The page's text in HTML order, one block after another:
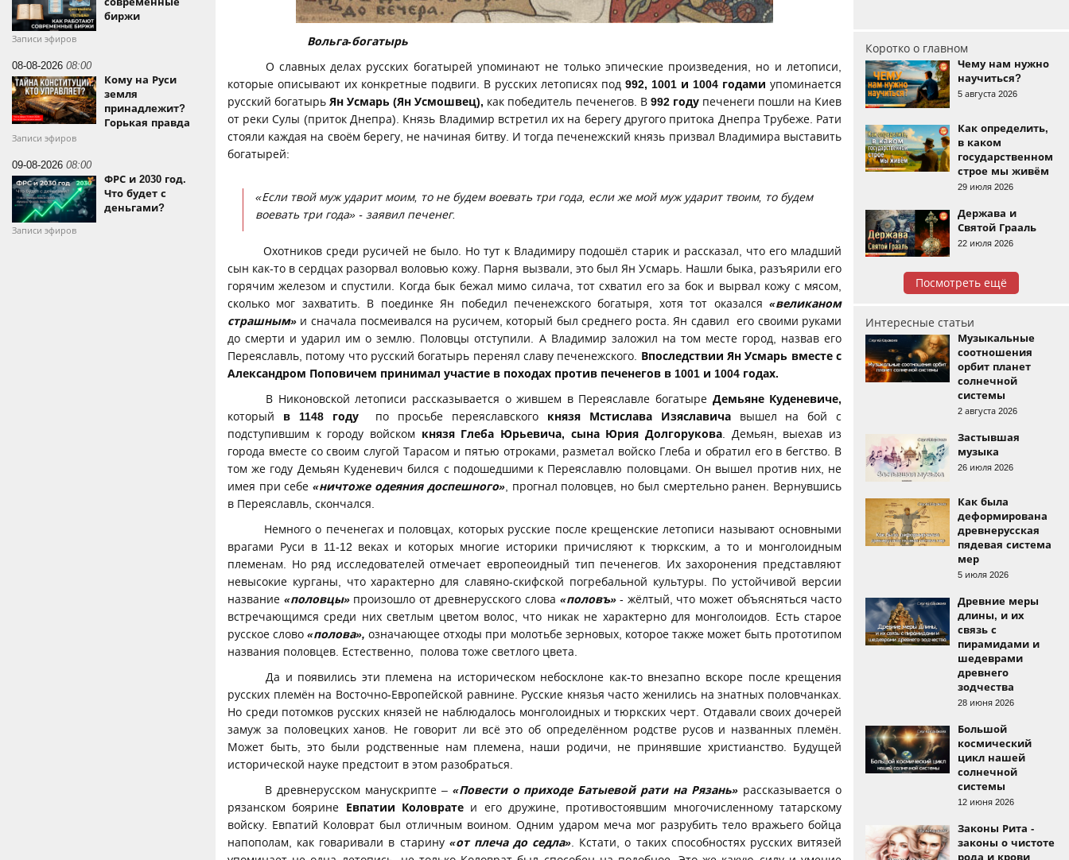
биржи
Записи эфиров
08-08-2026 08:00
Кому на Руси
земля
принадлежит?
Горькая правда
Записи эфиров
09-08-2026 08:00
ФРС и 2030 год.
Что будет с
деньгами?
Записи эфиров
Вольга-богатырь
О славных делах русских богатырей упоминают не только эпические произведения, но и летописи,
которые описывают их конкретные подвиги. В русских летописях под 992, 1001 и 1004 годами упоминается
русский богатырьЯн Усмарь (Ян Усмошвец), как победитель печенегов. В 992 году печенеги пошли на Киев
от реки Сулы (приток Днепра). Князь Владимир встретил их на берегу другого притока Днепра Трубеже. Рати
стояли каждая на своём берегу, не начиная битву. И тогда печенежский князь призвал Владимира выставить
богатырей:
«Если твой муж ударит моим, то не будем воевать три года, если же мой муж ударит твоим, то будем
воевать три года» - заявил печенег.
Охотников среди русичей не было. Но тут к Владимиру подошёл старик и рассказал, что его младший
сын как-то в сердцах разорвал воловью кожу. Парня вызвали, это был Ян Усмарь. Нашли быка, разъярили его
горячим железом и спустили. Когда бык бежал мимо силача, тот схватил его за бок и вырвал кожу с мясом,
сколько мог захватить. В поединке Ян победил печенежского богатыря, хотя тот оказался«великаном
страшным»и сначала посмеивался на русичем, который был среднего роста. Ян сдавил его своими руками
до смерти и ударил им о землю. Половцы отступили. А Владимир заложил на том месте город, назвав его
Переяславль, потому что русский богатырь перенял славу печенежского. Впоследствии Ян Усмарь вместе с
Александром Поповичем принимал участие в походах против печенегов в 1001 и 1004 годах.
В Никоновской летописи рассказывается о жившем в Переяславле богатыре Демьяне Куденевиче,
который в 1148 годупо просьбе переяславского князя Мстислава Изяславича вышел на бой с
подступившим к городу войском князя Глеба Юрьевича, сына Юрия Долгорукова. Демьян, выехав из
города вместе со своим слугой Тарасом и пятью отроками, разметал войско Глеба и обратил его в бегство. В
том же году Демьян Куденевич бился с подошедшими к Переяславлю половцами. Он вышел против них, не
имея при себе«ничтоже одеяния доспешного», прогнал половцев, но был смертельно ранен. Вернувшись
в Переяславль, скончался.
Немного о печенегах и половцах, которых русские после крещенские летописи называют основными
врагами Руси в 11-12 веках и которых многие историки причисляют к тюркским, а то и монголоидным
племенам. Но ряд исследователей отмечает европеоидный тип печенегов. Их захоронения представляют
невысокие курганы, что характерно для славяно-скифской погребальной культуры. По устойчивой версии
название «половцы»произошло от древнерусского слова «половъ»- жёлтый, что может объясняться часто
встречающимся среди них светлым цветом волос, что никак не характерно для монголоидов. Есть старое
русское слово«полова», означающее отходы при молотьбе зерновых, которое также может быть прототипом
названия половцев. Естественно, полова тоже светлого цвета.
Да и появились эти племена на историческом небосклоне как-то внезапно вскоре после крещения
русских племён на Восточно-Европейской равнине. Русские князья часто женились на знатных половчанках.
Но среди потомков русских князей не наблюдалось монголоидных и тюркских черт. Отдавали своих дочерей
замуж за половецких ханов. Не говорит ли всё это об определённом родстве русов и названных племён.
Может быть, это были родственные нам племена, наши родичи, не принявшие христианство. Будущей
исторической науке предстоит в этом разобраться.
В древнерусском манускрипте – «Повести о приходе Батыевой рати на Рязань» рассказывается о
рязанском боярине Евпатии Коловрате и его дружине, противостоявшим многочисленному татарскому
войску. Евпатий Коловрат был отличным воином. Одним ударом меча мог разрубить тело вражьего бойца
напополам, как говаривали в старину «от плеча до седла». Кстати, о таких способностях русских витязей
Коротко о главном
Чему нам нужно
научиться?
5 августа 2026
Как определить,
в каком
государственном
строе мы живём
29 июля 2026
Держава и
Святой Грааль
22 июля 2026
Посмотреть ещё
Интересные статьи
Музыкальные
соотношения
орбит планет
солнечной
системы
2 августа 2026
Застывшая
музыка
26 июля 2026
Как была
деформирована
древнерусская
пядевая система
мер
5 июля 2026
Древние меры
длины, и их
связь с
пирамидами и
шедеврами
древнего
зодчества
28 июня 2026
Большой
космический
цикл нашей
солнечной
системы
12 июня 2026
Законы Рита -
законы о чистоте
рода и крови